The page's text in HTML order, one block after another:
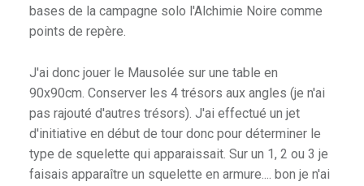
E
T
U
H
O
B
B
Y
bases de la campagne solo l'Alchimie Noire comme
points de repère.
J'ai donc jouer le Mausolée sur une table en
90x90cm. Conserver les 4 trésors aux angles (je n'ai
pas rajouté d'autres trésors). J'ai effectué un jet
d'initiative en début de tour donc pour déterminer le
type de squelette qui apparaissait. Sur un 1, 2 ou 3 je
faisais apparaître un squelette en armure.... bon je n'ai